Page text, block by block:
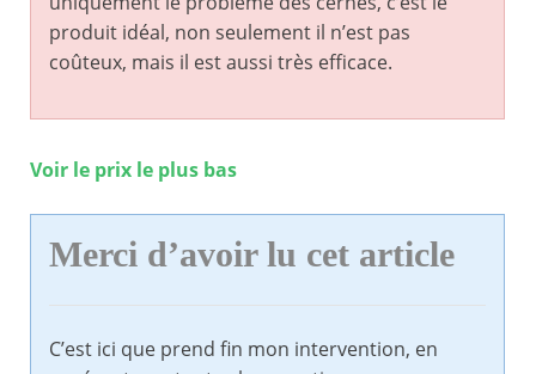
produit idéal, non seulement il n’est pas
coûteux, mais il est aussi très efficace.
Voir le prix le plus bas
Merci d’avoir lu cet article
C’est ici que prend fin mon intervention, en